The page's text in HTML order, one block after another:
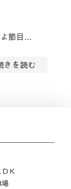
節目…
を読む
Ｋ